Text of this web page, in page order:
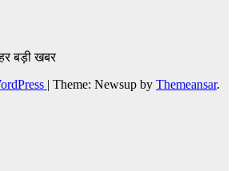
बड़ी खबर
| Theme: Newsup by Themeansar.